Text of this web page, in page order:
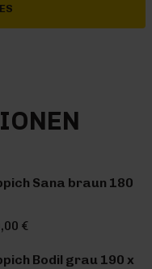
Sana braun 180
€
Bodil grau 190 x